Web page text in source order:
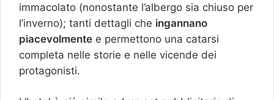
immacolato (nonostante l’albergo sia chiuso per
l’inverno); tanti dettagli che ingannano
piacevolmente e permettono una catarsi
completa nelle storie e nelle vicende dei
protagonisti.